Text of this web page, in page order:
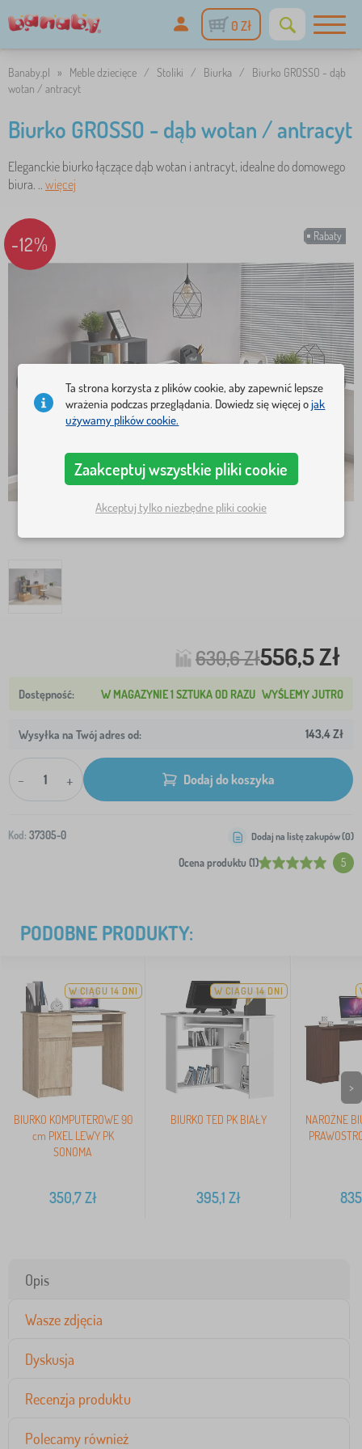
0 Zł
Banaby.pl » Meble dziecięce / Stoliki / Biurka /
Biurko GROSSO - dąb
wotan / antracyt
Biurko GROSSO - dąb wotan / antracyt
Eleganckie biurko łączące dąb wotan i antracyt, idealne do domowego
biura. .. więcej
Rabaty
-12%
630,6 Zł556,5 Zł
W MAGAZYNIE 1 SZTUKA OD RAZU WYŚLEMY JUTRO
Wysyłka na Twój adres od: 143,4 Zł
- + Dodaj do koszyka
Kod: 37305-0
Ocena produktu (1) 5
Dodaj na listę zakupów (0)
PODOBNE PRODUKTY:
W CIĄGU 14 DNI
BIURKO KOMPUTEROWE 90
cm PIXEL LEWY PK
SONOMA
350,7Zł
W CIĄGU 14 DNI
BIURKO TED PK BIAŁY
395,1 Zł
NAROŻNE
>
Opis
Wasze zdjęcia
Dyskusja
Recenzja produktu
Polecamy również
Ta strona korzysta z plików cookie, aby zapewnić lepsze
wrażenia podczas przeglądania. Dowiedz się więcej ojak
używamy plików cookie.
Zaakceptuj wszystkie pliki cookie
Akceptuj tylko niezbędne pliki cookie